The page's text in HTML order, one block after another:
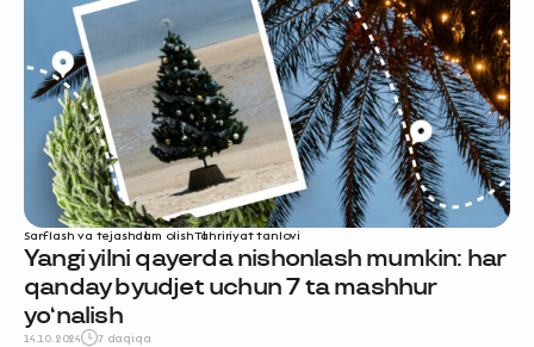
Sarflash va tejashdam olishTahririyat tanlovi
Yangi yilni qayerda nishonlash mumkin: har
qanday byudjet uchun 7 ta mashhur
yo‘nalish
14.10.2024 7 daqiqa